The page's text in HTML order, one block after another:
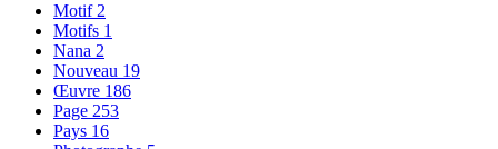
Motif 2
Motifs 1
Nana 2
Nouveau 19
Œuvre 186
Page 253
Pays 16